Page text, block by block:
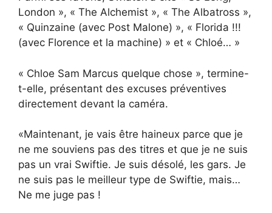
London », « The Alchemist », « The Albatross »,
« Quinzaine (avec Post Malone) », « Florida !!!
(avec Florence et la machine) » et « Chloé… »
« Chloe Sam Marcus quelque chose », termine-
t-elle, présentant des excuses préventives
directement devant la caméra.
«Maintenant, je vais être haineux parce que je
ne me souviens pas des titres et que je ne suis
pas un vrai Swiftie. Je suis désolé, les gars. Je
ne suis pas le meilleur type de Swiftie, mais…
Ne me juge pas !